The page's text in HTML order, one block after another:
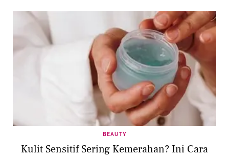
BEAUTY
Kulit Sensitif Sering Kemerahan? Ini Cara